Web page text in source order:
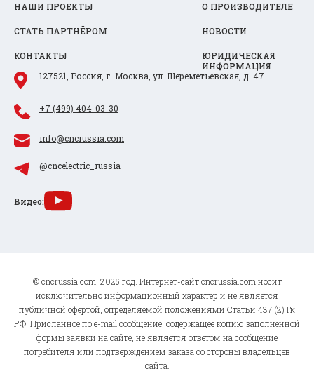
НАШИ ПРОЕКТЫ О ПРОИЗВОДИТЕЛЕ
СТАТЬ ПАРТНЁРОМ НОВОСТИ
КОНТАКТЫ
ЮРИДИЧЕСКАЯ
ИНФОРМАЦИЯ
127521, Россия, г. Москва, ул. Шереметьевская, д. 47
+7 (499) 404-03-30
info@cncrussia.com
@cncelectric_russia
Видео:
© cncrussia.com, 2025 год. Интернет-сайт cncrussia.com носит
исключительно информационный характер и не является
публичной офертой, определяемой положениями Статьи 437 (2) Гк
РФ. Присланное по e-mail сообщение, содержащее копию заполненной
формы заявки на сайте, не является ответом на сообщение
потребителя или подтверждением заказа со стороны владельцев
сайта.